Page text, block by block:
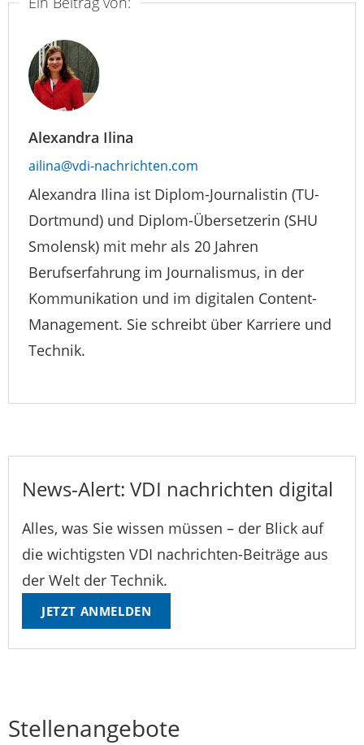
Alexandra Ilina
ailina@vdi-nachrichten.com
Alexandra Ilina ist Diplom-Journalistin (TU-
Dortmund) und Diplom-Übersetzerin (SHU
Smolensk) mit mehr als 20 Jahren
Berufserfahrung im Journalismus, in der
Kommunikation und im digitalen Content-
Management. Sie schreibt über Karriere und
Technik.
News-Alert: VDI nachrichten digital
Alles, was Sie wissen müssen – der Blick auf
die wichtigsten VDI nachrichten-Beiträge aus
der Welt der Technik.
JETZT ANMELDEN
Stellenangebote